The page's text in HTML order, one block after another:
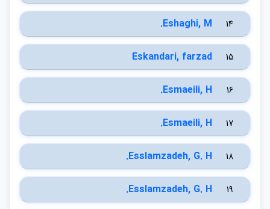
14
Eshaghi, M.
15
Eskandari, farzad
16
Esmaeili, H.
17
Esmaeili, H.
18
Esslamzadeh, G. H.
19
Esslamzadeh, G. H.